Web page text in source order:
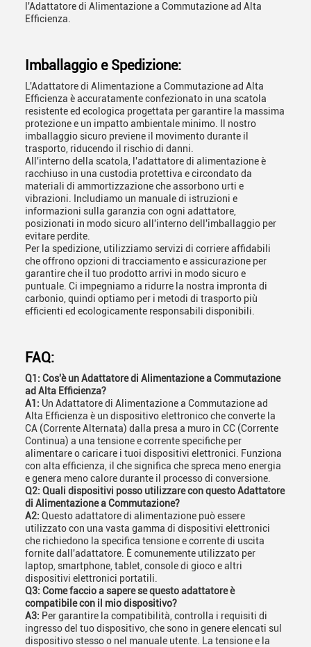
l'Adattatore di Alimentazione a Commutazione ad Alta
Efficienza.
Imballaggio e Spedizione:
L'Adattatore di Alimentazione a Commutazione ad Alta
Efficienza è accuratamente confezionato in una scatola
resistente ed ecologica progettata per garantire la massima
protezione e un impatto ambientale minimo. Il nostro
imballaggio sicuro previene il movimento durante il
trasporto, riducendo il rischio di danni.
All'interno della scatola, l'adattatore di alimentazione è
racchiuso in una custodia protettiva e circondato da
materiali di ammortizzazione che assorbono urti e
vibrazioni. Includiamo un manuale di istruzioni e
informazioni sulla garanzia con ogni adattatore,
posizionati in modo sicuro all'interno dell'imballaggio per
evitare perdite.
Per la spedizione, utilizziamo servizi di corriere affidabili
che offrono opzioni di tracciamento e assicurazione per
garantire che il tuo prodotto arrivi in modo sicuro e
puntuale. Ci impegniamo a ridurre la nostra impronta di
carbonio, quindi optiamo per i metodi di trasporto più
efficienti ed ecologicamente responsabili disponibili.
FAQ:
Q1: Cos'è un Adattatore di Alimentazione a Commutazione
ad Alta Efficienza?
A1: Un Adattatore di Alimentazione a Commutazione ad
Alta Efficienza è un dispositivo elettronico che converte la
CA (Corrente Alternata) dalla presa a muro in CC (Corrente
Continua) a una tensione e corrente specifiche per
alimentare o caricare i tuoi dispositivi elettronici. Funziona
con alta efficienza, il che significa che spreca meno energia
e genera meno calore durante il processo di conversione.
Q2: Quali dispositivi posso utilizzare con questo Adattatore
di Alimentazione a Commutazione?
A2: Questo adattatore di alimentazione può essere
utilizzato con una vasta gamma di dispositivi elettronici
che richiedono la specifica tensione e corrente di uscita
fornite dall'adattatore. È comunemente utilizzato per
laptop, smartphone, tablet, console di gioco e altri
dispositivi elettronici portatili.
Q3: Come faccio a sapere se questo adattatore è
compatibile con il mio dispositivo?
A3: Per garantire la compatibilità, controlla i requisiti di
ingresso del tuo dispositivo, che sono in genere elencati sul
dispositivo stesso o nel manuale utente. La tensione e la